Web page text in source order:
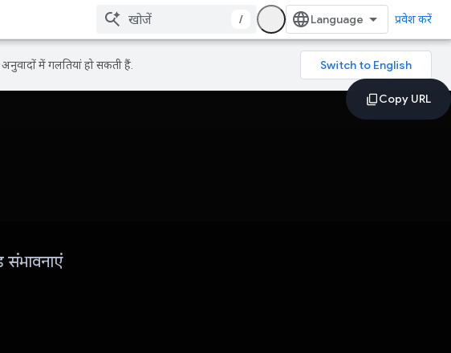
/ प्रवेश करें
में गलतियां हो सकती हैं.